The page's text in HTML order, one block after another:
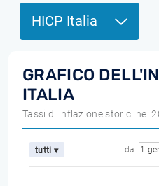
HICP Italia
GRAFICO
ITALIA
Tassi di inflazione storici nel
tutti ▾ da 1